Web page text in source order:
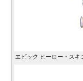
エピック ヒーロー・スキ